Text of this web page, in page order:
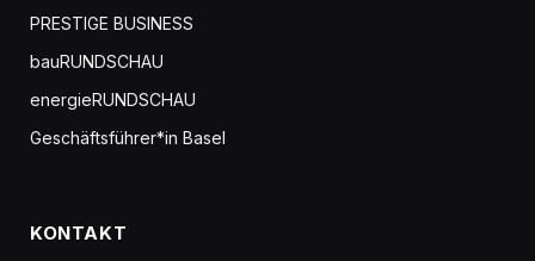
PRESTIGE BUSINESS
bauRUNDSCHAU
energieRUNDSCHAU
Geschäftsführer*in Basel
KONTAKT